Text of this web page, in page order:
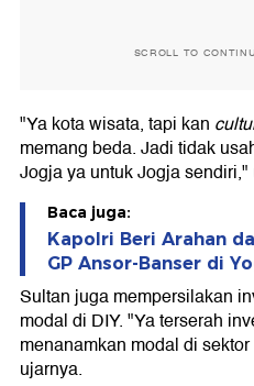
SCROLL TO
"Ya kota wisata, tapi kan
memang beda. Jadi tidak
Jogja ya untuk Jogja sendiri,"
Baca juga:
Kapolri Beri Arahan
GP Ansor-Banser di
Sultan juga mempersilakan
modal di DIY. "Ya terserah
menanamkan modal di
ujarnya.